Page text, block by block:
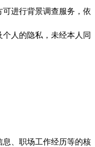
进行背景调查服务，依
人的隐私，未经本人同
、职场工作经历等的核